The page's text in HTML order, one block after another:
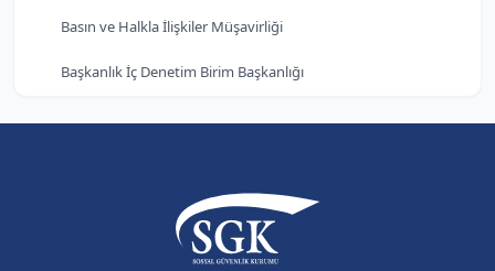
Basın ve Halkla İlişkiler Müşavirliği
Başkanlık İç Denetim Birim Başkanlığı